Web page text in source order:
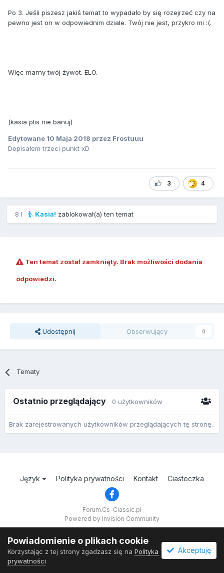
Po 3. Jeśli piszesz jakiś temat to wypadało by się rozejrzeć czy na
pewno jest on w odpowiednim dziale. Twój nie jest, przykro mi :(.
Więc marny twój żywot. ELO.
(kasia plis nie banuj)
Edytowane 10 Maja 2018 przez Frostuuu
Dopisałem trzeci punkt xD
3 4
8 l Kasia! zablokował(a) ten temat
Ten temat został zamknięty. Brak możliwości dodania
odpowiedzi.
Udostępnij Obserwujący 0
Tematy
Ostatnio przeglądający 0 użytkowników
Brak zarejestrowanych użytkowników przeglądających tę stronę.
Język Polityka prywatności Kontakt Ciasteczka
Forum.Cs-Classic.pl
Powered by Invision Community
Powiadomienie o plikach cookie
Korzystając z tej strony zgadzasz się na Polityka
prywatności
Akceptuję